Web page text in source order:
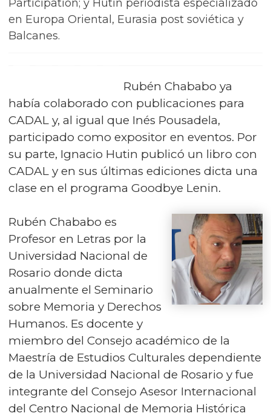
Participation; y Hutin periodista especializado
en Europa Oriental, Eurasia post soviética y
Balcanes.
Rubén Chababo ya
había colaborado con publicaciones para
CADAL y, al igual que Inés Pousadela,
participado como expositor en eventos. Por
su parte, Ignacio Hutin publicó un libro con
CADAL y en sus últimas ediciones dicta una
clase en el programa Goodbye Lenin.
Rubén Chababo es
Profesor en Letras por la
Universidad Nacional de
Rosario donde dicta
anualmente el Seminario
sobre Memoria y Derechos
Humanos. Es docente y
miembro del Consejo académico de la
Maestría de Estudios Culturales dependiente
de la Universidad Nacional de Rosario y fue
integrante del Consejo Asesor Internacional
del Centro Nacional de Memoria Histórica